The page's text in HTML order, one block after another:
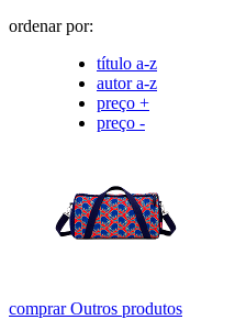
ordenar por:
título a-z
autor a-z
preço +
preço -
comprarOutros produtos